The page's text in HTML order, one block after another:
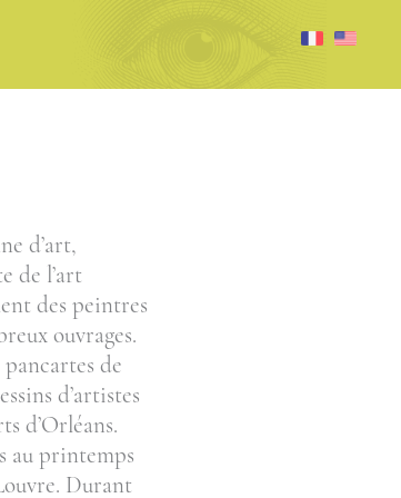
d’art,
de l’art
des peintres
ouvrages.
de
d’artistes
d’Orléans.
au printemps
Durant